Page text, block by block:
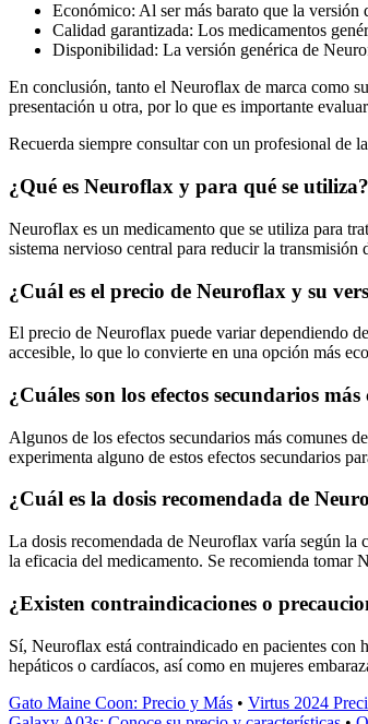
Económico: Al ser más barato que la versión
Calidad garantizada: Los medicamentos
Disponibilidad: La versión genérica de
En conclusión, tanto el Neuroflax de marca como
presentación u otra, por lo que es importante
Recuerda siempre consultar con un profesional de
¿Qué es Neuroflax y para qué se utiliza?
Neuroflax es un medicamento que se utiliza para
sistema nervioso central para reducir la transmisión
¿Cuál es el precio de Neuroflax y su
El precio de Neuroflax puede variar dependiendo
accesible, lo que lo convierte en una opción más
¿Cuáles son los efectos secundarios
Algunos de los efectos secundarios más comunes
experimenta alguno de estos efectos secundarios
¿Cuál es la dosis recomendada de
La dosis recomendada de Neuroflax varía según la
la eficacia del medicamento. Se recomienda tomar
¿Existen contraindicaciones o
Sí, Neuroflax está contraindicado en pacientes con
hepáticos o cardíacos, así como en mujeres
Gato Maine Coon: Precio y Más • Virtus 2024